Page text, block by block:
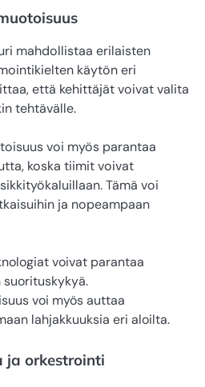
mahdollistaa erilaisten
käytön eri
että kehittäjät voivat valita
tehtävälle.
voi myös parantaa
koska tiimit voivat
Tämä voi
ja nopeampaan
voivat parantaa
voi myös auttaa
lahjakkuuksia eri aloilta.
ja orkestrointi